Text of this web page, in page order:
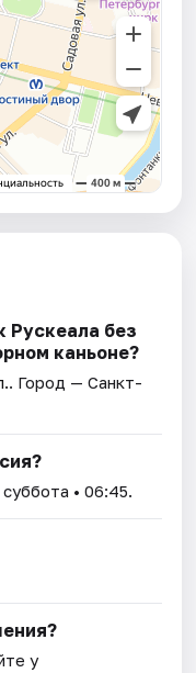
Рускеала без
каньоне?
. Город — Санкт-
суббота • 06:45.
у